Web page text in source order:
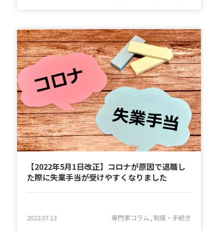
【2022年5月1日改正】コロナが原因で退職し
た際に失業手当が受けやすくなりました
2022.07.13 専門家コラム 制度・手続き